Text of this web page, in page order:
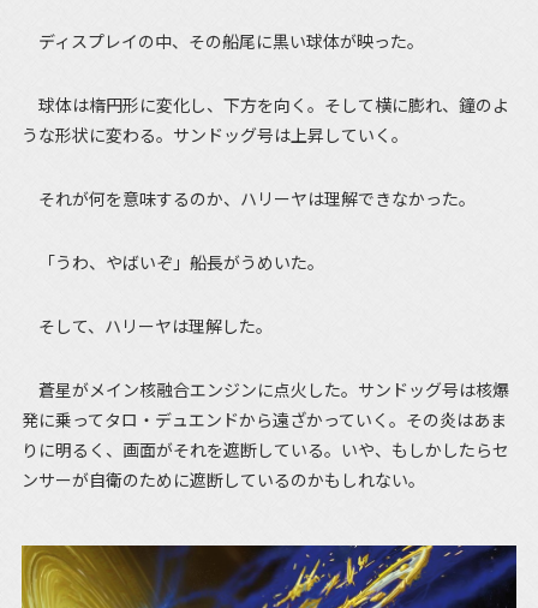
ディスプレイの中、その船尾に黒い球体が映った。
球体は楕円形に変化し、下方を向く。そして横に膨れ、鐘のよ
うな形状に変わる。サンドッグ号は上昇していく。
それが何を意味するのか、ハリーヤは理解できなかった。
「うわ、やばいぞ」船長がうめいた。
そして、ハリーヤは理解した。
蒼星がメイン核融合エンジンに点火した。サンドッグ号は核爆
発に乗ってタロ・デュエンドから遠ざかっていく。その炎はあま
りに明るく、画面がそれを遮断している。いや、もしかしたらセ
ンサーが自衛のために遮断しているのかもしれない。